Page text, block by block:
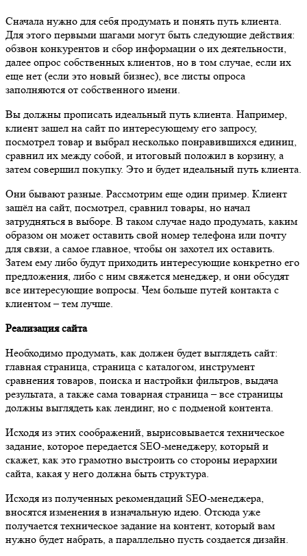
Сначала нужно для себя продумать и понять путь клиента.
Для этого первыми шагами могут быть следующие действия:
обзвон конкурентов и сбор информации о их деятельности,
далее опрос собственных клиентов, но в том случае, если их
еще нет (если это новый бизнес), все листы опроса
заполняются от собственного имени.
Вы должны прописать идеальный путь клиента. Например,
клиент зашел на сайт по интересующему его запросу,
посмотрел товар и выбрал несколько понравившихся единиц,
сравнил их между собой, и итоговый положил в корзину, а
затем совершил покупку. Это и будет идеальный путь клиента.
Они бывают разные. Рассмотрим еще один пример. Клиент
зашёл на сайт, посмотрел, сравнил товары, но начал
затрудняться в выборе. В таком случае надо продумать, каким
образом он может оставить свой номер телефона или почту
для связи, а самое главное, чтобы он захотел их оставить.
Затем ему либо будут приходить интересующие конкретно его
предложения, либо с ним свяжется менеджер, и они обсудят
все интересующие вопросы. Чем больше путей контакта с
клиентом – тем лучше.
Реализация сайта
Необходимо продумать, как должен будет выглядеть сайт:
главная страница, страница с каталогом, инструмент
сравнения товаров, поиска и настройки фильтров, выдача
результата, а также сама товарная страница – все страницы
должны выглядеть как лендинг, но с подменой контента.
Исходя из этих соображений, вырисовывается техническое
задание, которое передается SEO-менеджеру, который и
скажет, как это грамотно выстроить со стороны иерархии
сайта, какая у него должна быть структура.
Исходя из полученных рекомендаций SEO-менеджера,
вносятся изменения в изначальную идею. Отсюда уже
получается техническое задание на контент, который вам
нужно будет набрать, а параллельно пусть создается дизайн.